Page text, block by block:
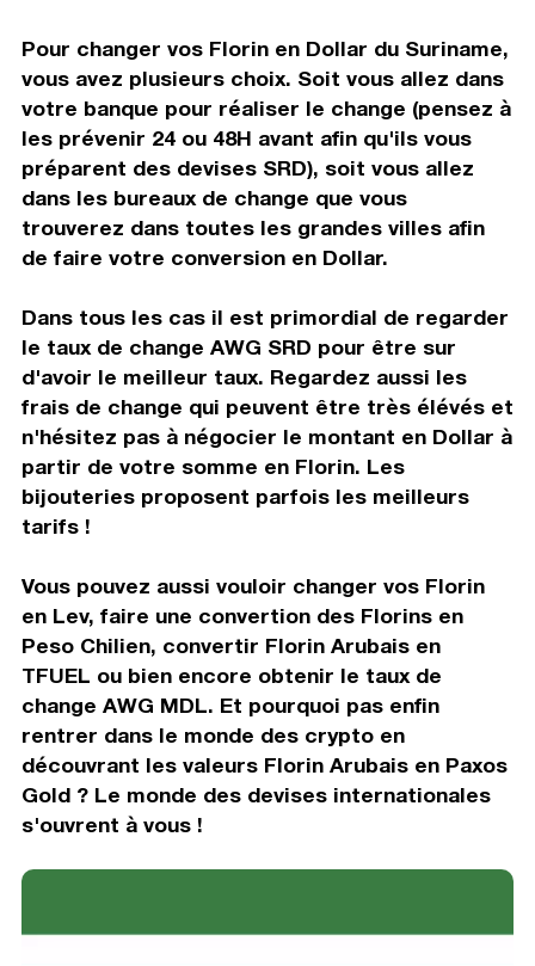
Pour changer vos Florin en Dollar du Suriname,
vous avez plusieurs choix. Soit vous allez dans
votre banque pour réaliser le change (pensez à
les prévenir 24 ou 48H avant afin qu'ils vous
préparent des devises SRD), soit vous allez
dans les bureaux de change que vous
trouverez dans toutes les grandes villes afin
de faire votre conversion en Dollar.
Dans tous les cas il est primordial de regarder
le taux de change AWG SRD pour être sur
d'avoir le meilleur taux. Regardez aussi les
frais de change qui peuvent être très élévés et
n'hésitez pas à négocier le montant en Dollar à
partir de votre somme en Florin. Les
bijouteries proposent parfois les meilleurs
tarifs !
Vous pouvez aussi vouloir changer vos Florin
en Lev, faire une convertion des Florins en
Peso Chilien, convertir Florin Arubais en
TFUEL ou bien encore obtenir le taux de
change AWG MDL. Et pourquoi pas enfin
rentrer dans le monde des crypto en
découvrant les valeurs Florin Arubais en Paxos
Gold ? Le monde des devises internationales
s'ouvrent à vous !